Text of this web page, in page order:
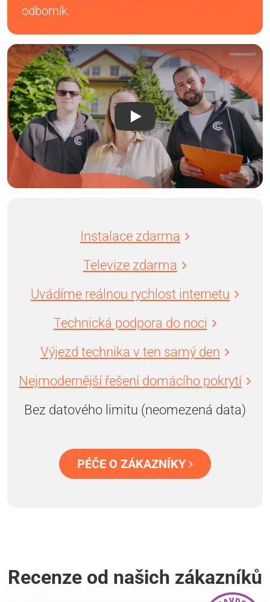
odborník.
Instalace zdarma
Televize zdarma
Uvádíme reálnou rychlost internetu
Technická podpora do noci
Výjezd technika v ten samý den
Nejmodernější řešení domácího pokrytí
Bez datového limitu (neomezená data)
PÉČE O ZÁKAZNÍKY
Recenze od našich zákazníků